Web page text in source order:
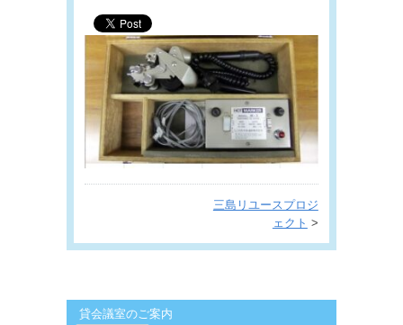
三島リユースプロジ
ェクト >
貸会議室のご案内